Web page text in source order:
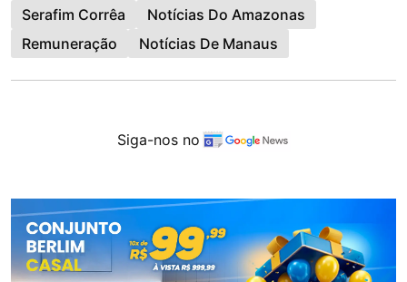
Serafim Corrêa
Notícias Do Amazonas
Remuneração
Notícias De Manaus
Siga-nos no